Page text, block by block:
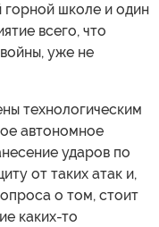
школе и один
всего, что
уже не
технологическим
автономное
ударов по
от таких атак и,
о том, стоит
каких-то